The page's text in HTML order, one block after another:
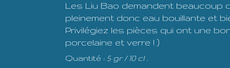
Les Liu Bao demandent beaucoup
pleinement donc eau bouillante et
Privilégiez les pièces qui ont une
porcelaine et verre ! )
Quantité : 5 gr / 10 cl .